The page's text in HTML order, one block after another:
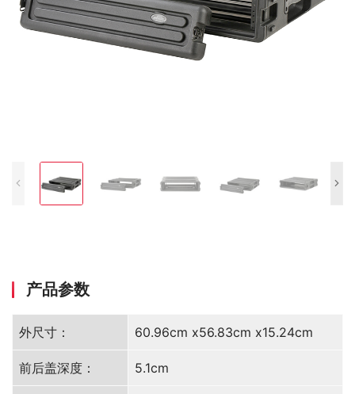
产品参数
外尺寸： 60.96cm x56.83cm x15.24cm
前后盖深度： 5.1cm